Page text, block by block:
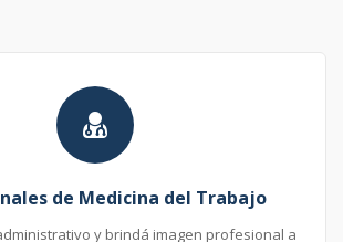
de Medicina del Trabajo
y brindá imagen profesional a